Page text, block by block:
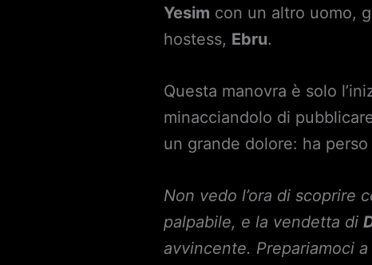
Yesim con un altro uomo,
hostess, Ebru.
Questa manovra è solo
minacciandolo di
un grande dolore: ha
Non vedo l’ora di scoprire
palpabile, e la vendetta di
avvincente. Prepariamoci